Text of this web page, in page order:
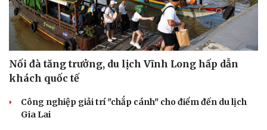
Nối đà tăng trưởng, du lịch Vĩnh Long hấp dẫn
khách quốc tế
Công nghiệp giải trí "chắp cánh" cho điểm đến du lịch
Gia Lai